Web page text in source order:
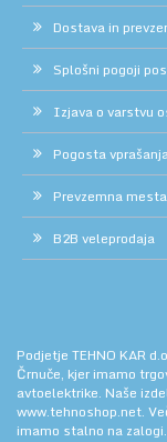
Dostava in
Splošni pogoji
Izjava o varstvu
Pogosta
Prevzemna mesta
B2B veleprodaja
Podjetje TEHNO KAR
Črnuče, kjer imamo
avtoelektrike. Naše
www.tehnoshop.net.
imamo stalno na zalogi.